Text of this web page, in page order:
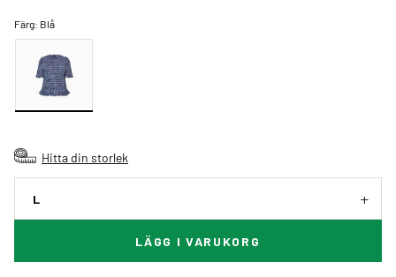
Färg: Blå
Hitta din storlek
L
LÄGG I VARUKORG